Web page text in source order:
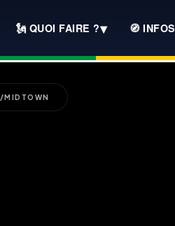
🗽 QUOI FAIRE ?▾ 🧭 INFOS
/MIDTOWN